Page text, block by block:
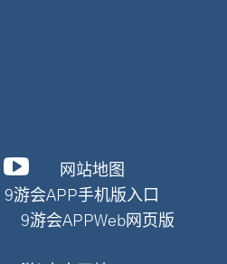
网站地图
9游会APP手机版入口
9游会APPWeb网页版